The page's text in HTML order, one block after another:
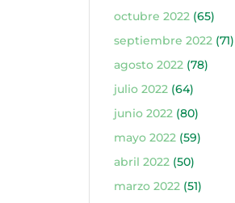
octubre 2022(65)
septiembre 2022(71)
agosto 2022(78)
julio 2022(64)
junio 2022(80)
mayo 2022(59)
abril 2022(50)
marzo 2022(51)